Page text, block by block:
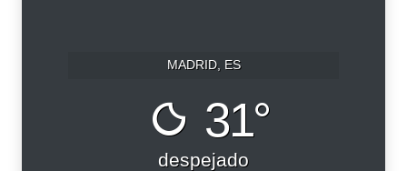
MADRID, ES
31°
despejado